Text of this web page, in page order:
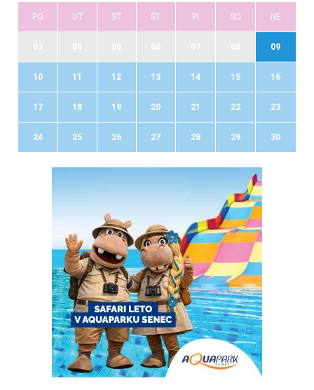
PO UT ST ŠT PI SO NE
09
10 11 12 13 14 15 16
17 18 19 20 21 22 23
24 25 26 27 28 29 30